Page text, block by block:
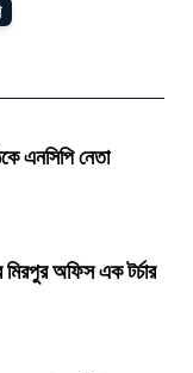
এনসিপি নেতা
মিরপুর অফিস এক টর্চার